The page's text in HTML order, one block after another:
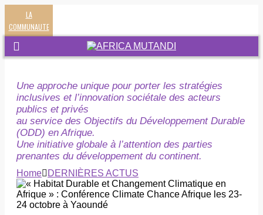
LA
COMMUNAUTE
Une approche unique pour porter les stratégies
inclusives et l’innovation sociétale des acteurs
publics et privés
au service des Objectifs du Développement Durable
(ODD) en Afrique.
Une initiative globale à l’attention des parties
prenantes du développement du continent.
Home DERNIÈRES ACTUS